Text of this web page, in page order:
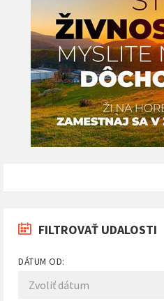
FILTROVAŤ UDALOSTI
DÁTUM OD: